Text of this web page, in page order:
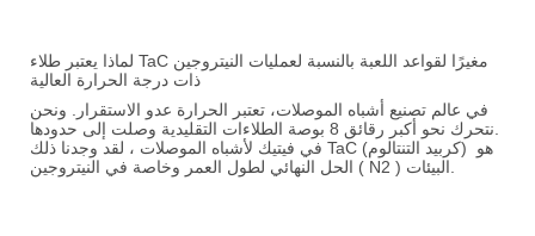
لماذا يعتبر طلاء TaC مغيرًا لقواعد اللعبة بالنسبة لعمليات النيتروجين
ذات درجة الحرارة العالية
في عالم تصنيع أشباه الموصلات، تعتبر الحرارة عدو الاستقرار. ونحن
نتحرك نحو أكبر رقائق 8 بوصة
الطلاءات التقليدية وصلت إلى حدودها.
في فيتيك لأشباه الموصلات TaC (كربيد التنتالوم)
الحل النهائي لطول العمر وخاصة في النيتروجين ( N2 ) البيئات.